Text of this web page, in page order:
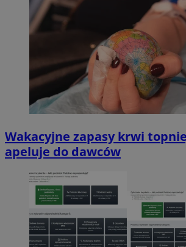
Wakacyjne zapasy krwi
apeluje do dawców